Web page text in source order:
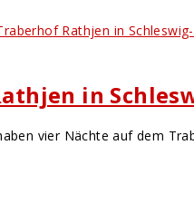
in
vier Nächte auf dem